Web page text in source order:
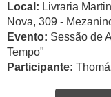
Local: Livraria
Nova, 309 -
Evento: Sessão de
Tempo"
Participante: